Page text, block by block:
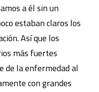
a él sin un
estaban claros los
Así que los
más fuertes
de la enfermedad al
con grandes